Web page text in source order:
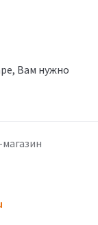
Вам нужно